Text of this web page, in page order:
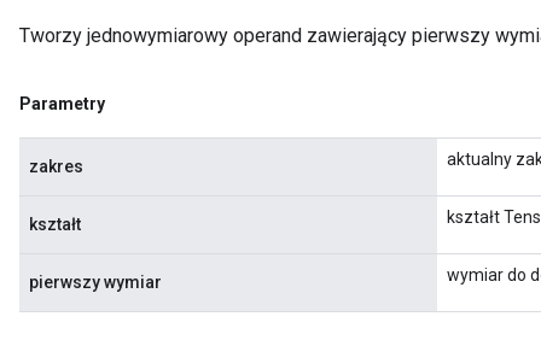
Tworzy jednowymiarowy operand zawierający pierwszy
Parametry
zakres aktualny
kształt kształt
pierwszy wymiar wymiar do